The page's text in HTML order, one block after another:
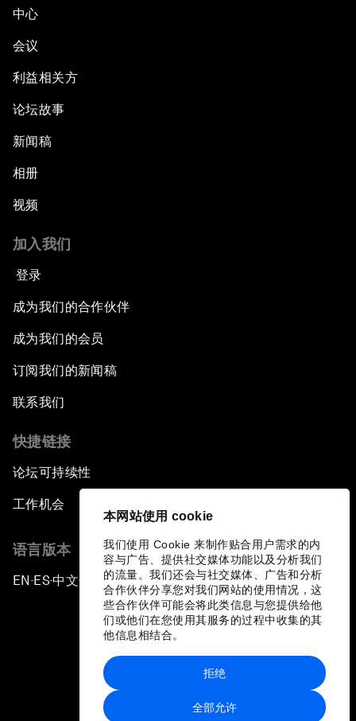
本网站使用 cookie
我们使用 Cookie 来制作贴合用户需求的内
容与广告、提供社交媒体功能以及分析我们
的流量。我们还会与社交媒体、广告和分析
合作伙伴分享您对我们网站的使用情况，这
些合作伙伴可能会将此类信息与您提供给他
们或他们在您使用其服务的过程中收集的其
他信息相结合。
全部允许
拒绝
中心
会议
利益相关方
论坛故事
新闻稿
相册
视频
加入我们
登录
成为我们的合作伙伴
成为我们的会员
订阅我们的新闻稿
联系我们
快捷链接
论坛可持续性
工作机会
语言版本
EN ▪ES▪中文▪ 日本語
站点地图